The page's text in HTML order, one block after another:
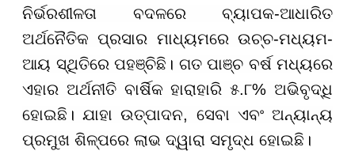
ନିର୍ଭରଶୀଳତା ବଦଳରେ ବ୍ୟାପକ-ଆଧାରିତ
ଅର୍ଥନୈତିକ ପ୍ରସାର ମାଧ୍ୟମରେ ଉଚ୍ଚ-ମଧ୍ୟମ-
ଆୟ ସ୍ଥିତିରେ ପହଞ୍ଚିଛି। ଗତ ପାଞ୍ଚ ବର୍ଷ ମଧ୍ୟରେ
ଏହାର ଅର୍ଥନୀତି ବାର୍ଷିକ ହାରାହାରି ୫.୮% ଅଭିବୃଦ୍ଧି
ହୋଇଛି। ଯାହା ଉତ୍ପାଦନ, ସେବା ଏବଂ ଅନ୍ୟାନ୍ୟ
ପ୍ରମୁଖ ଶିଳ୍ପରେ ଲାଭ ଦ୍ୱାରା ସମୃଦ୍ଧ ହୋଇଛି।